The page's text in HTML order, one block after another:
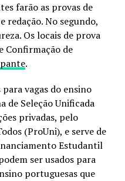
farão as provas de
redação. No segundo,
Os locais de prova
Confirmação de
.
vagas do ensino
de Seleção Unificada
privadas, pelo
(ProUni), e serve de
Estudantil
ser usados para
portuguesas que